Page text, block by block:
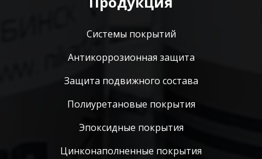
Системы покрытий
Антикоррозионная защита
Защита подвижного состава
Полиуретановые покрытия
Эпоксидные покрытия
Цинконаполненные покрытия